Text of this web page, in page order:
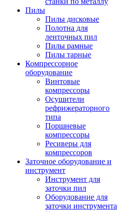
Пилы
Пилы дисковые
Полотна для
ленточных пил
Пилы рамные
Пилы тарные
Компрессорное
оборудование
Винтовые
компрессоры
Осушители
рефрижераторного
типа
Поршневые
компрессоры
Ресиверы для
компрессоров
Заточное оборудование и
инструмент
Инструмент для
заточки пил
Оборудование для
заточки инструмента